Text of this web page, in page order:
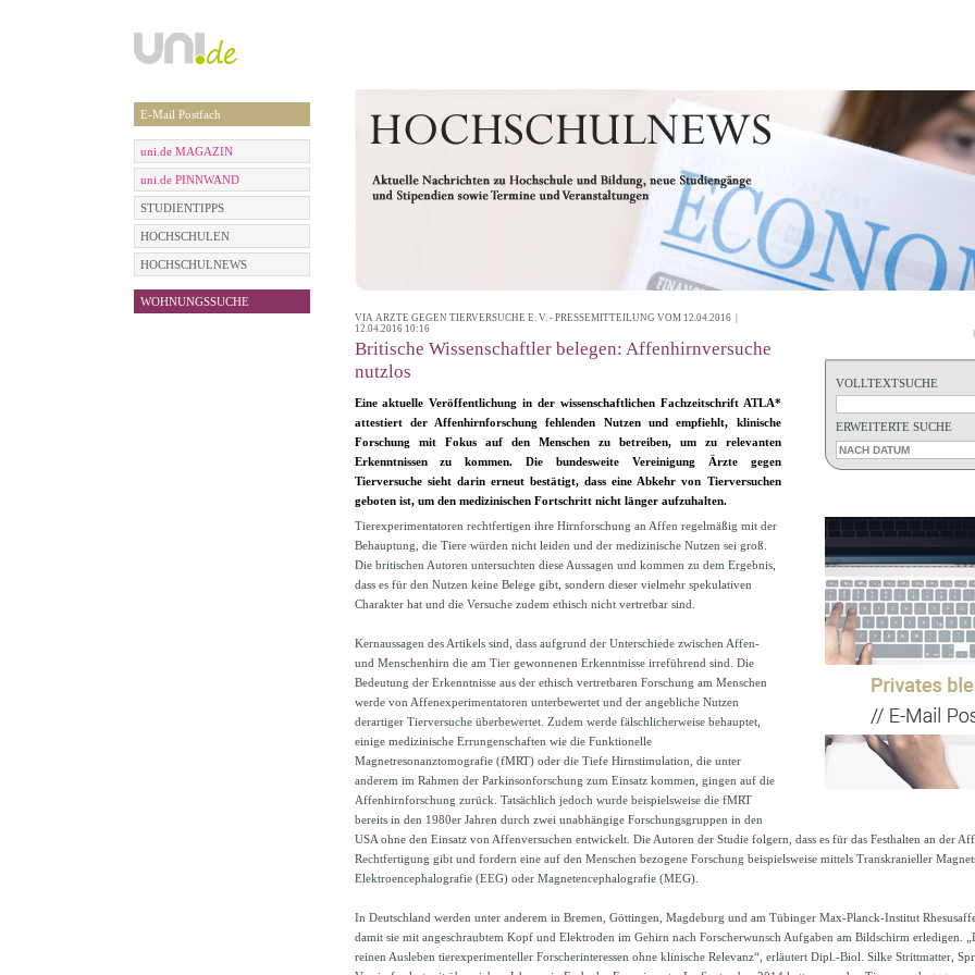
E-Mail Postfach
uni.de MAGAZIN
uni.de PINNWAND
STUDIENTIPPS
HOCHSCHULEN
HOCHSCHULNEWS
WOHNUNGSSUCHE
VOLLTEXTSUCHE
ERWEITERTE SUCHE
VIA ÄRZTE GEGEN TIERVERSUCHE E. V. - PRESSEMITTEILUNG VOM 12.04.2016 |
12.04.2016 10:16
Britische Wissenschaftler belegen: Affenhirnversuche
nutzlos
Eine aktuelle Veröffentlichung in der wissenschaftlichen Fachzeitschrift ATLA*
attestiert der Affenhirnforschung fehlenden Nutzen und empfiehlt, klinische
Forschung mit Fokus auf den Menschen zu betreiben, um zu relevanten
Erkenntnissen zu kommen. Die bundesweite Vereinigung Ärzte gegen
Tierversuche sieht darin erneut bestätigt, dass eine Abkehr von Tierversuchen
geboten ist, um den medizinischen Fortschritt nicht länger aufzuhalten.
Tierexperimentatoren rechtfertigen ihre Hirnforschung an Affen regelmäßig mit der
Behauptung, die Tiere würden nicht leiden und der medizinische Nutzen sei groß.
Die britischen Autoren untersuchten diese Aussagen und kommen zu dem Ergebnis,
dass es für den Nutzen keine Belege gibt, sondern dieser vielmehr spekulativen
Charakter hat und die Versuche zudem ethisch nicht vertretbar sind.
Kernaussagen des Artikels sind, dass aufgrund der Unterschiede zwischen Affen-
und Menschenhirn die am Tier gewonnenen Erkenntnisse irreführend sind. Die
Bedeutung der Erkenntnisse aus der ethisch vertretbaren Forschung am Menschen
werde von Affenexperimentatoren unterbewertet und der angebliche Nutzen
derartiger Tierversuche überbewertet. Zudem werde fälschlicherweise behauptet,
einige medizinische Errungenschaften wie die Funktionelle
Magnetresonanztomografie (fMRT) oder die Tiefe Hirnstimulation, die unter
anderem im Rahmen der Parkinsonforschung zum Einsatz kommen, gingen auf die
Affenhirnforschung zurück. Tatsächlich jedoch wurde beispielsweise die fMRT
bereits in den 1980er Jahren durch zwei unabhängige Forschungsgruppen in den
USA ohne den Einsatz von Affenversuchen entwickelt. Die Autoren der Studie folgern, dass es für das Festhalten an der
Rechtfertigung gibt und fordern eine auf den Menschen bezogene Forschung beispielsweise mittels Transkranieller
Elektroencephalografie (EEG) oder Magnetencephalografie (MEG).
In Deutschland werden unter anderem in Bremen, Göttingen, Magdeburg und am Tübinger Max-Planck-Institut
damit sie mit angeschraubtem Kopf und Elektroden im Gehirn nach Forscherwunsch Aufgaben am Bildschirm erledigen.
reinen Ausleben tierexperimenteller Forscherinteressen ohne klinische Relevanz“, erläutert Dipl.-Biol. Silke Strittmatter,